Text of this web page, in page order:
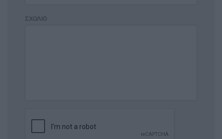
ΣΧΟΛΙΟ